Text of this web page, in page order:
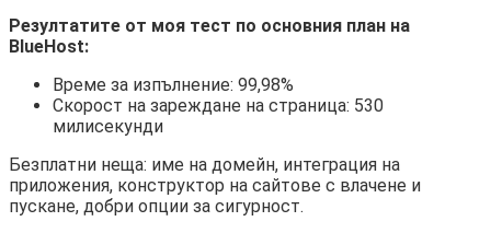
Резултатите от моя тест по основния план на
BlueHost:
Време за изпълнение: 99,98%
Скорост на зареждане на страница: 530
милисекунди
Безплатни неща: име на домейн, интеграция на
приложения, конструктор на сайтове с влачене и
пускане, добри опции за сигурност.